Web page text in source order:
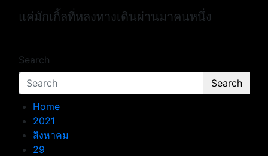
แค่มักเกิ้ลที่หลงทางเดินผ่านมาคนหนึ่ง
Search
Search
Home
2021
สิงหาคม
29